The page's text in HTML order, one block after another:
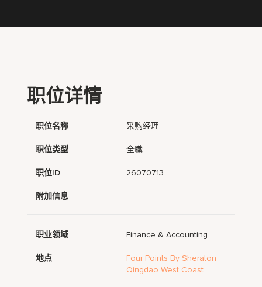
职位详情
职位名称 采购经理
职位类型 全職
职位ID 26070713
附加信息
职业领域 Finance & Accounting
地点
Four Points By Sheraton
Qingdao West Coast